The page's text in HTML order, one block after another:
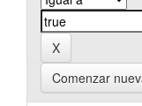
Comenzar